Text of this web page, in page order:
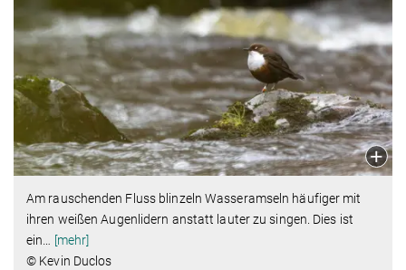
Am rauschenden Fluss blinzeln Wasseramseln häufiger mit
ihren weißen Augenlidern anstatt lauter zu singen. Dies ist
ein
[mehr]
© Kevin Duclos